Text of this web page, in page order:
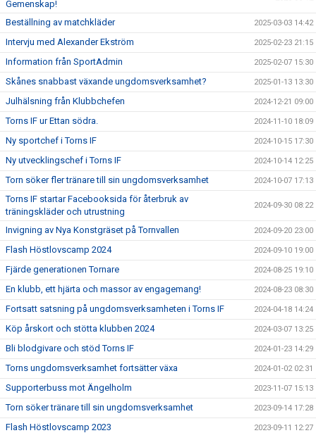
Gemenskap!
Beställning av matchkläder 2025-03-03 14:42
Intervju med Alexander Ekström 2025-02-23 21:15
Information från SportAdmin 2025-02-07 15:30
Skånes snabbast växande ungdomsverksamhet? 2025-01-13 13:30
Julhälsning från Klubbchefen 2024-12-21 09:00
Torns IF ur Ettan södra. 2024-11-10 18:09
Ny sportchef i Torns IF 2024-10-15 17:30
Ny utvecklingschef i Torns IF 2024-10-14 12:25
Torn söker fler tränare till sin ungdomsverksamhet 2024-10-07 17:13
Torns IF startar Facebooksida för återbruk av
träningskläder och utrustning
2024-09-30 08:22
Invigning av Nya Konstgräset på Tornvallen 2024-09-20 23:00
Flash Höstlovscamp 2024 2024-09-10 19:00
Fjärde generationen Tornare 2024-08-25 19:10
En klubb, ett hjärta och massor av engagemang! 2024-08-23 08:30
Fortsatt satsning på ungdomsverksamheten i Torns IF 2024-04-18 14:24
Köp årskort och stötta klubben 2024 2024-03-07 13:25
Bli blodgivare och stöd Torns IF 2024-01-23 14:29
Torns ungdomsverksamhet fortsätter växa 2024-01-02 02:31
Supporterbuss mot Ängelholm 2023-11-07 15:13
Torn söker tränare till sin ungdomsverksamhet 2023-09-14 17:28
Flash Höstlovscamp 2023 2023-09-11 12:27